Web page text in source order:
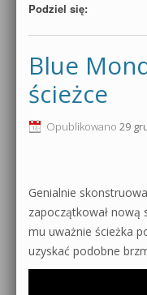
Podziel się:
Blue
ścieżce
Opublikowano 29
Genialnie
zapoczątkował nową
mu uważnie ścieżka
uzyskać podobne